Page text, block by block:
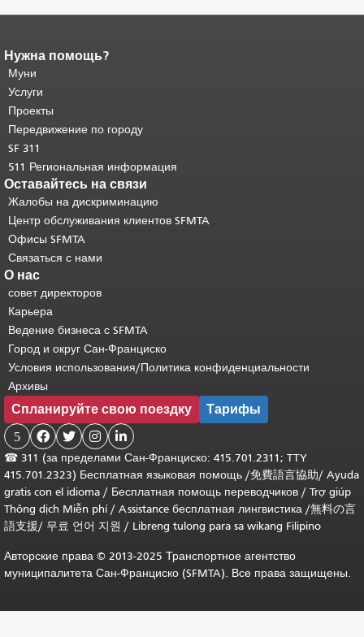
Конец содержимого
страницы.
страницы повторяется на каждой
странице.
основного содержимого .
Нужна помощь?
Муни
Услуги
Проекты
Передвижение по городу
SF 311
511 Региональная информация
Оставайтесь на связи
Жалобы на дискриминацию
Центр обслуживания клиентов SFMTA
Офисы SFMTA
Связаться с нами
О нас
совет директоров
Карьера
Ведение бизнеса с SFMTA
Город и округ Сан-Франциско
Условия использования/Политика конфиденциальности
Архивы
Спланируйте свою поездку Тарифы
5    
☎ 311 (за пределами Сан-Франциско: 415.701.2311; TTY
415.701.2323) Бесплатная языковая помощь /免費語言協助/ Ayuda
gratis con el idioma / Бесплатная помощь переводчиков / Trợ giúp
Thông dịch Miễn phí/ Assistance бесплатная лингвистика /無料の言
語支援/ 무료 언어 지원 / Libreng tulong para sa wikang Filipino
Авторские права © 2013-2025 Транспортное агентство
муниципалитета Сан-Франциско (SFMTA). Все права защищены.